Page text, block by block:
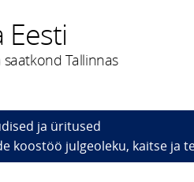
Eesti
Tallinnas
ja üritused
koostöö julgeoleku, kaitse ja